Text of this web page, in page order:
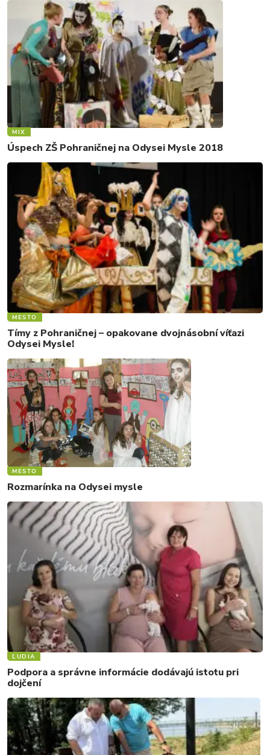
MIX
Úspech ZŠ Pohraničnej na Odysei Mysle 2018
MESTO
Tímy z Pohraničnej – opakovane dvojnásobní víťazi
Odysei Mysle!
MESTO
Rozmarínka na Odysei mysle
ĽUDIA
Podpora a správne informácie dodávajú istotu pri
dojčení